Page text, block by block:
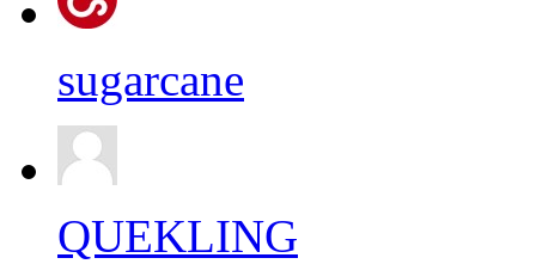
sugarcane
QUEKLING